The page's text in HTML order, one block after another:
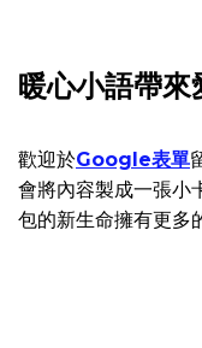
暖心小語帶來
歡迎於Google表單
會將內容製成一張小
包的新生命擁有更多